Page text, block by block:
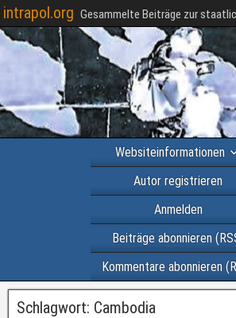
intrapol.org Gesammelte Beiträge zur
Websiteinformationen
Autor registrieren
Anmelden
Beiträge abonnieren
Kommentare abonnieren
Schlagwort: Cambodia